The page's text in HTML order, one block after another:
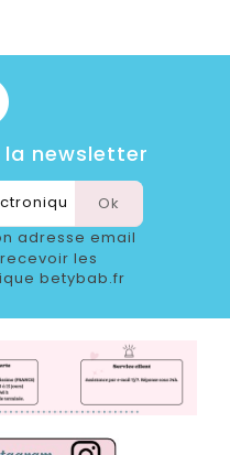
newsletter
adresse email
les
betybab.fr